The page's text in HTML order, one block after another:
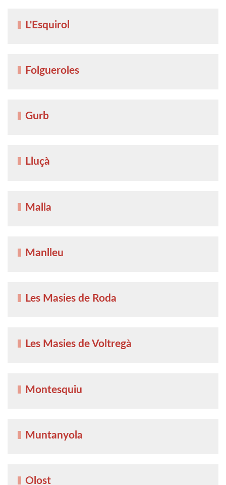
L'Esquirol
Folgueroles
Gurb
Lluçà
Malla
Manlleu
Les Masies de Roda
Les Masies de Voltregà
Montesquiu
Muntanyola
Olost